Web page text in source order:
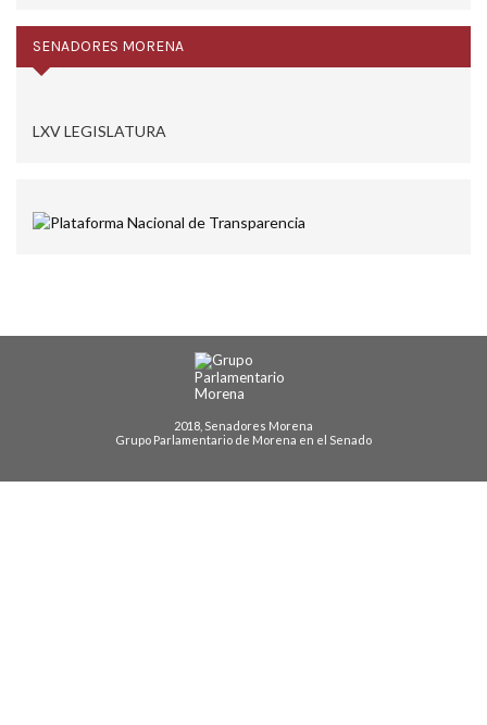
SENADORES MORENA
LXV LEGISLATURA
2018, Senadores Morena
Grupo Parlamentario de Morena en el Senado